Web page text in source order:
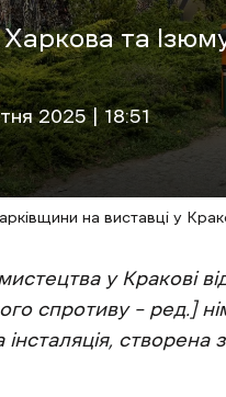
Харкова та
2025 | 18:51
на виставці у
у Кракові
спротиву – ред.]
створена